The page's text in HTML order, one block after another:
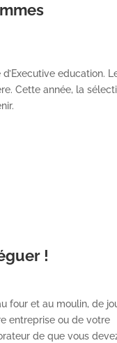
education.
Cette année, la
!
four et au moulin, de
entreprise ou de votre
de que vous